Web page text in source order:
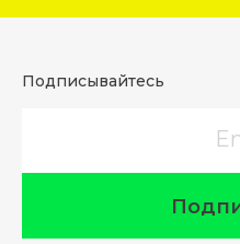
Подписывайтесь